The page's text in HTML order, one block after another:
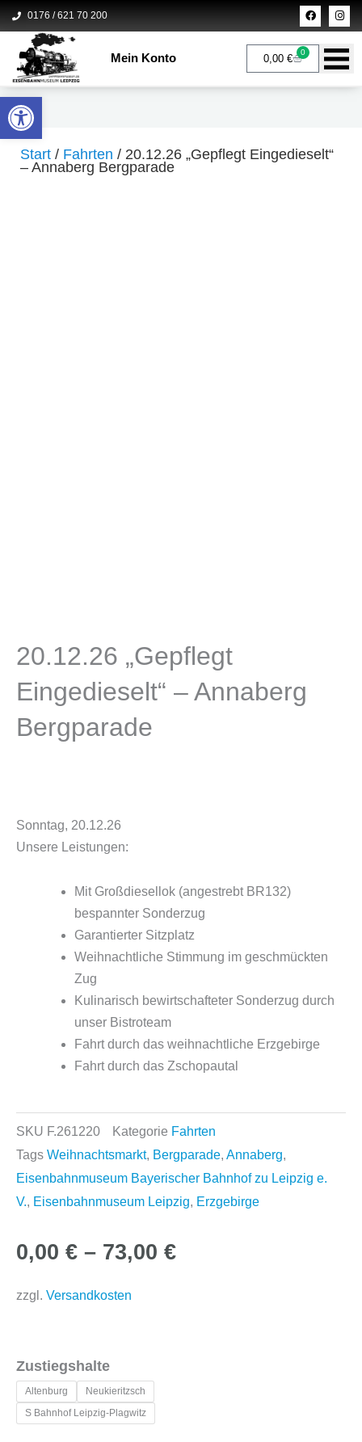
Zum
Inhalt
springen
0176 / 621 70 200
F
a
c
b
o
I
n
s
a
g
r
Mein Konto 0,00€ 0
Warenkorb
Start / Fahrten / 20.12.26 „Gepflegt Eingedieselt“
– Annaberg Bergparade
20.12.26 „Gepflegt
Eingedieselt“ – Annaberg
Bergparade
Sonntag, 20.12.26
Unsere Leistungen:
Mit Großdiesellok (angestrebt BR132)
bespannter Sonderzug
Garantierter Sitzplatz
Weihnachtliche Stimmung im geschmückten
Zug
Kulinarisch bewirtschafteter Sonderzug durch
unser Bistroteam
Fahrt durch das weihnachtliche Erzgebirge
Fahrt durch das Zschopautal
SKU F.261220 Kategorie Fahrten
Tags Weihnachtsmarkt, Bergparade, Annaberg,
Eisenbahnmuseum Bayerischer Bahnhof zu Leipzig e.
V., Eisenbahnmuseum Leipzig, Erzgebirge
0,00 € – 73,00 €
zzgl. Versandkosten
Zustiegshalte
Altenburg
Neukieritzsch
S Bahnhof Leipzig-Plagwitz
20.12.26
„Gepflegt
Eingedieselt“
–
Werkzeugleiste öffnen